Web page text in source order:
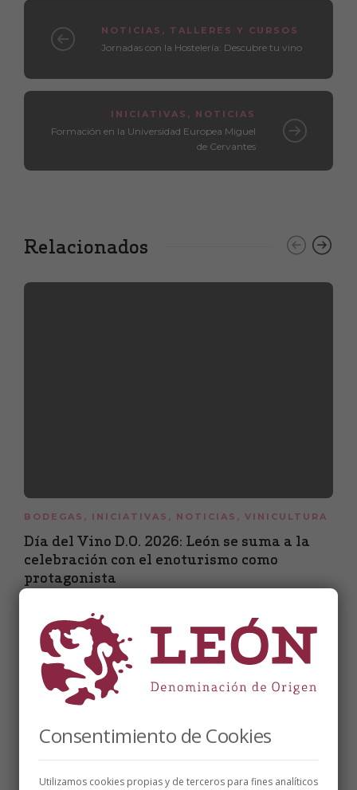
NOTICIAS , TALLERES Y CURSOS
Jornadas con la Hostelería: Descubre tu vino
INICIATIVAS , NOTICIAS
Formación en la Universidad Europea Miguel
de Cervantes
Relacionados
BODEGAS , INICIATIVAS , NOTICIAS , VINICULTURA
Día del Vino D.O. 2026: León se suma a la
celebración con el enoturismo como
protagonista
Consentimiento de Cookies
Utilizamos cookies propias y de terceros para fines analíticos